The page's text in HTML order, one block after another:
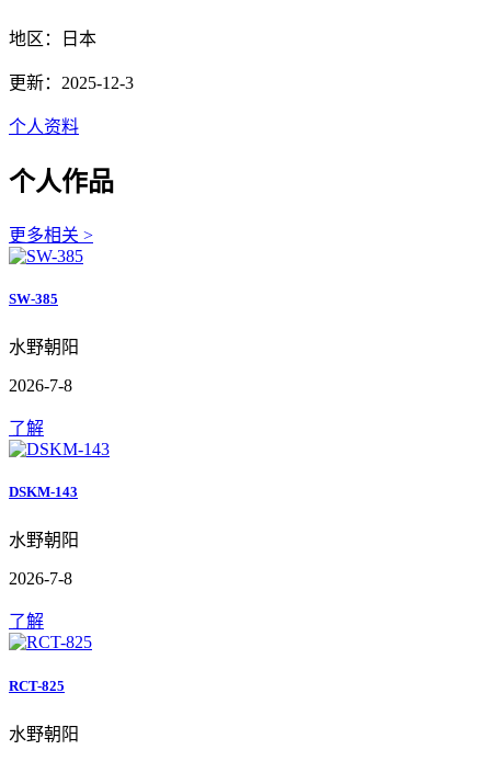
地区：日本
更新：2025-12-3
个人资料
个人作品
更多相关 >
SW-385
水野朝阳
2026-7-8
了解
DSKM-143
水野朝阳
2026-7-8
了解
RCT-825
水野朝阳